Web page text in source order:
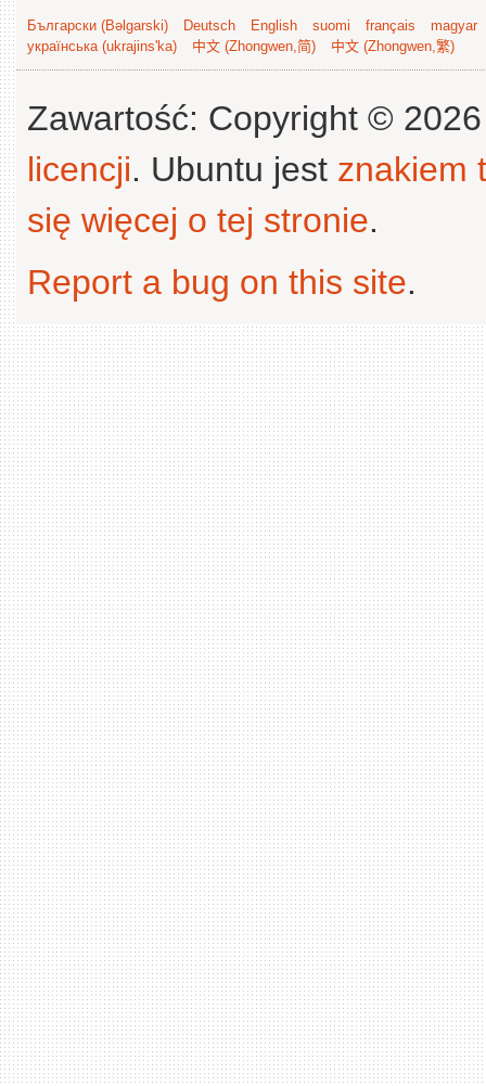
Български (Bəlgarski) Deutsch English suomi français
magyar
українська (ukrajins'ka)
中文 (Zhongwen,简) 中文 (Zhongwen,繁)
Zawartość: Copyright ©
licencji. Ubuntu jest znakiem
się więcej o tej stronie.
Report a bug on this site.